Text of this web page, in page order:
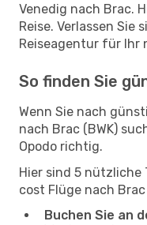
Venedig nach Brac.
Reise. Verlassen Sie
Reiseagentur für Ihr
So finden Sie
Wenn Sie nach
nach Brac (BWK)
Opodo richtig.
Hier sind 5 nützliche
cost Flüge nach
Buchen Sie an